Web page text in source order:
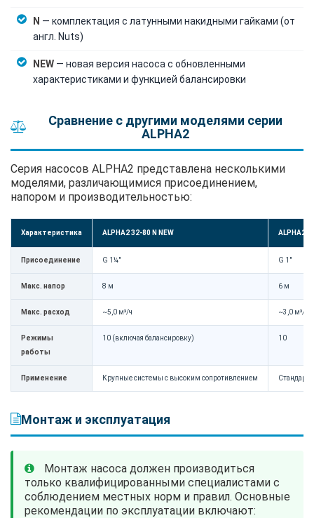
N — комплектация с латунными накидными гайками (от
англ. Nuts)
NEW — новая версия насоса с обновленными
характеристиками и функцией балансировки
Сравнение с другими моделями серии
ALPHA2
Серия насосов ALPHA2 представлена несколькими
моделями, различающимися присоединением,
напором и производительностью:
Характеристика ALPHA2 32-80 N NEW ALPHA2 L
Присоединение G 1¼" G 1"
Макс. напор 8 м 6 м
Макс. расход ~5,0 м³/ч ~3,0 м³/ч
Режимы
работы
10 (включая балансировку) 10
Применение Крупные системы с высоким сопротивлением
Монтаж и эксплуатация
Монтаж насоса должен производиться
только квалифицированными специалистами с
соблюдением местных норм и правил. Основные
рекомендации по эксплуатации включают: